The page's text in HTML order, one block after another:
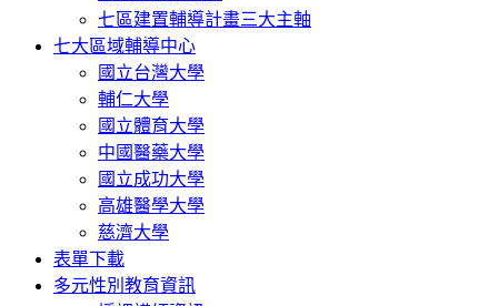
七區建置輔導計畫三大主軸
七大區域輔導中心
國立台灣大學
輔仁大學
國立體育大學
中國醫藥大學
國立成功大學
高雄醫學大學
慈濟大學
表單下載
多元性別教育資訊